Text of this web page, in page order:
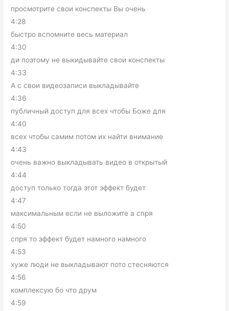
просмотрите свои конспекты Вы очень
4:28
быстро вспомните весь материал
4:30
ди поэтому не выкидывайте свои конспекты
4:33
А с свои видеозаписи выкладывайте
4:36
публичный доступ для всех чтобы Боже для
4:40
всех чтобы самим потом их найти внимание
4:43
очень важно выкладывать видео в открытый
4:44
доступ только тогда этот эффект будет
4:47
максимальным если не выложите а спря
4:50
спря то эффект будет намного намного
4:53
хуже люди не выкладывают пото стесняются
4:56
комплексую бо что друм
4:59